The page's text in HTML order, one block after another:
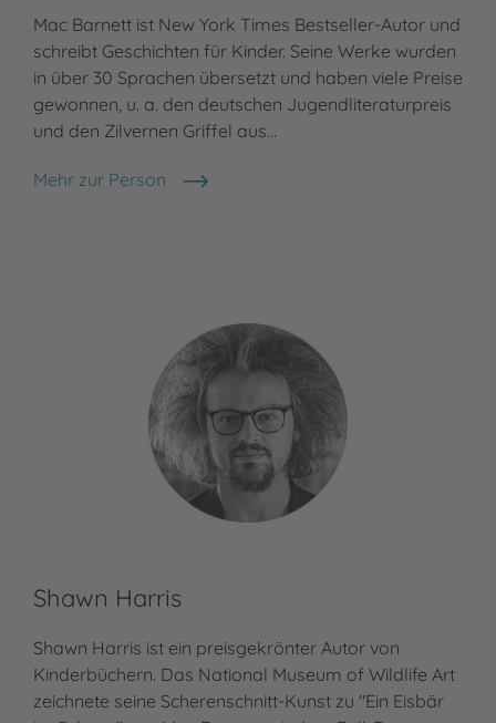
Mac Barnett ist New York Times Bestseller-Autor und
schreibt Geschichten für Kinder. Seine Werke wurden
in über 30 Sprachen übersetzt und haben viele Preise
gewonnen, u. a. den deutschen Jugendliteraturpreis
und den Zilvernen Griffel aus…
Mehr zur Person
Mac Barnett
Shawn Harris
Shawn Harris ist ein preisgekrönter Autor von
Kinderbüchern. Das National Museum of Wildlife Art
zeichnete seine Scherenschnitt-Kunst zu "Ein Eisbär